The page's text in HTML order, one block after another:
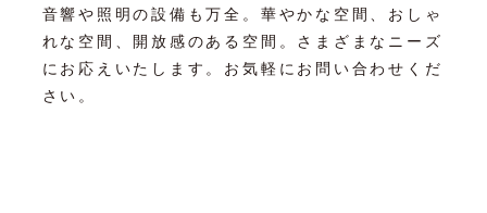
音響や照明の設備も万全。華やかな空間、おしゃ
れな空間、開放感のある空間。さまざまなニーズ
にお応えいたします。お気軽にお問い合わせくだ
さい。